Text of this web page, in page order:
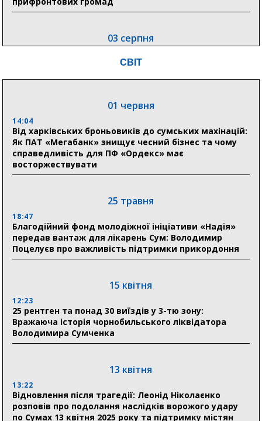
03 серпня
Романько розширює програму відпочинку дітей із
Ніколаєнко: у Сумах погодили 115 компенсацій на
відновлення житла майже на 6,6 млн грн
Сумщини пояснив, як отримати допомогу на зиму
17:52
«Укрексімбанк» припиняє виплату пенсій: у
Пенсійному фонді Сумщини пояснили, що робити
людям
відзнаки «Почесного громадянина міста Суми»
30 липня
Сумська клінічна лікарня Святого Пантелеймона
18:33
Олексій Романько долучився до обговорення Плану
СВІТ
01 червня
14:04
Від харківських броньовиків до сумських махінацій:
Як ПАТ «Мегабанк» знищує чесний бізнес та чому
справедливість для ПФ «Ордекс» має
восторжествувати
25 травня
18:47
Благодійний фонд молодіжної ініціативи «Надія»
передав вантаж для лікарень Сум: Володимир
Поцелуєв про важливість підтримки прикордоння
15 квітня
12:23
25 рентген та понад 30 виїздів у 3-тю зону:
Вражаюча історія чорнобильського ліквідатора
Володимира Сумченка
13 квітня
13:22
Відновлення після трагедії: Леонід Ніколаєнко
розповів про подолання наслідків ворожого удару
по Сумах 13 квітня 2025 року та підтримку містян